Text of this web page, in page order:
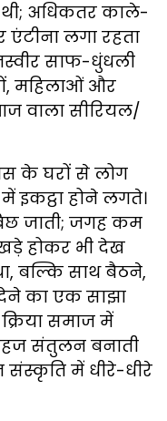
अधिकतर काले-
लगा रहता
साफ-धुंधली
महिलाओं और
वाला सीरियल/
के घरों से लोग
इकट्ठा होने लगते।
जाती; जगह कम
होकर भी देख
बल्कि साथ बैठने,
का एक साझा
समाज में
संतुलन बनाती
संस्कृति में धीरे-धीरे